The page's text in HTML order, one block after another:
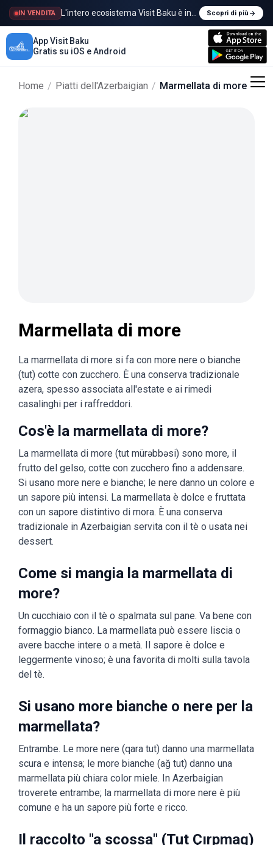
IN VENDITA L'intero ecosistema Visit Baku è in venditaScopri di più
App Visit Baku
Gratis su iOS e Android
Home / Piatti dell'Azerbaigian / Marmellata di more
Marmellata di more
La marmellata di more si fa con more nere o bianche
(tut) cotte con zucchero. È una conserva tradizionale
azera, spesso associata all'estate e ai rimedi
casalinghi per i raffreddori.
Cos'è la marmellata di more?
La marmellata di more (tut mürəbbəsi) sono more, il
frutto del gelso, cotte con zucchero fino a addensare.
Si usano more nere e bianche; le nere danno un colore e
un sapore più intensi. La marmellata è dolce e fruttata
con un sapore distintivo di mora. È una conserva
tradizionale in Azerbaigian servita con il tè o usata nei
dessert.
Come si mangia la marmellata di
more?
Un cucchiaio con il tè o spalmata sul pane. Va bene con
formaggio bianco. La marmellata può essere liscia o
avere bacche intere o a metà. Il sapore è dolce e
leggermente vinoso; è una favorita di molti sulla tavola
del tè.
Si usano more bianche o nere per la
marmellata?
Entrambe. Le more nere (qara tut) danno una marmellata
scura e intensa; le more bianche (ağ tut) danno una
marmellata più chiara color miele. In Azerbaigian
troverete entrambe; la marmellata di more nere è più
comune e ha un sapore più forte e ricco.
Il raccolto "a scossa" (Tut Çırpmaq)